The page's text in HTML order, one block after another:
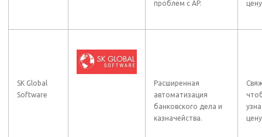
проблем с AP.
SK Global
Software
Расширенная
автоматизация
банковского дела и
казначейства.